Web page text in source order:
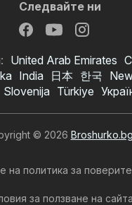
Следвайте ни
United Arab Emirates
India 日本 한국
Slovenija Türkiye
© 2026 Broshurko.bg
на политика за
за ползване на сайта